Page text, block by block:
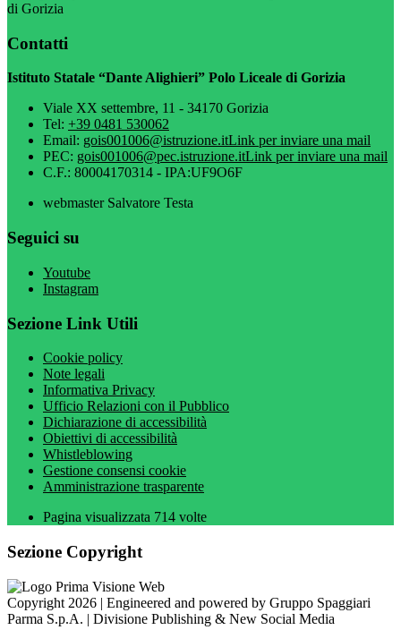
di Gorizia
Contatti
Istituto Statale “Dante Alighieri” Polo Liceale di Gorizia
Viale XX settembre, 11 - 34170 Gorizia
Tel: +39 0481 530062
Email: gois001006@istruzione.itLink per inviare una mail
PEC: gois001006@pec.istruzione.itLink per inviare una mail
C.F.: 80004170314 - IPA:UF9O6F
webmaster Salvatore Testa
Seguici su
Youtube
Instagram
Sezione Link Utili
Cookie policy
Note legali
Informativa Privacy
Ufficio Relazioni con il Pubblico
Dichiarazione di accessibilità
Obiettivi di accessibilità
Whistleblowing
Gestione consensi cookie
Amministrazione trasparente
Pagina visualizzata 714 volte
Sezione Copyright
Copyright 2026 | Engineered and powered by Gruppo Spaggiari
Parma S.p.A. | Divisione Publishing & New Social Media